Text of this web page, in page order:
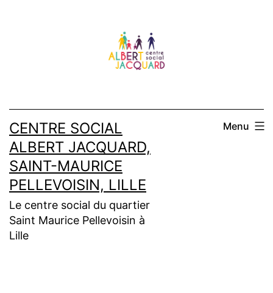
CENTRE SOCIAL
ALBERT JACQUARD,
SAINT-MAURICE
PELLEVOISIN, LILLE
Le centre social du quartier
Saint Maurice Pellevoisin à
Lille
Menu